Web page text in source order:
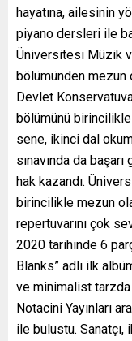
hayatına, ailesinin
piyano dersleri ile
Üniversitesi Müzik
bölümünden mezun
Devlet
bölümünü
sene, ikinci dal
sınavında da
hak kazandı.
birincilikle mezun
repertuvarını çok
2020 tarihinde 6
Blanks” adlı ilk
ve minimalist tarzda
Notacini Yayınları
ile bulustu. Sanatçı,